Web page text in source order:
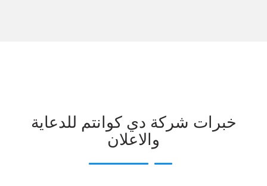
خبرات شركة دي كوانتم للدعاية
والاعلان